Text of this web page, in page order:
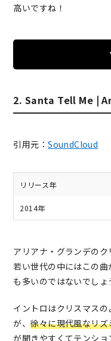
高いですね！
2. Santa Tell Me |
引用元：SoundCloud
リリース年
2014年
アリアナ・グランデのク
若い世代の中にはこの
も多いのではないでしょ
イントロはクリスマス
が、徐々に現代風なリ
が聞きやすくてテンショ